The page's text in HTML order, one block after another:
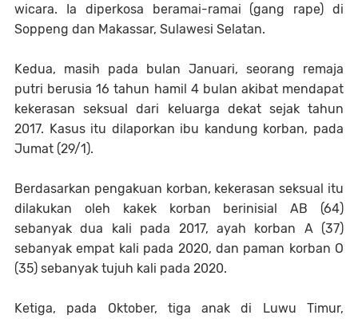
wicara. Ia diperkosa beramai-ramai (gang rape) di
Soppeng dan Makassar, Sulawesi Selatan.
Kedua, masih pada bulan Januari, seorang remaja
putri berusia 16 tahun hamil 4 bulan akibat mendapat
kekerasan seksual dari keluarga dekat sejak tahun
2017. Kasus itu dilaporkan ibu kandung korban, pada
Jumat (29/1).
Berdasarkan pengakuan korban, kekerasan seksual itu
dilakukan oleh kakek korban berinisial AB (64)
sebanyak dua kali pada 2017, ayah korban A (37)
sebanyak empat kali pada 2020, dan paman korban O
(35) sebanyak tujuh kali pada 2020.
Ketiga, pada Oktober, tiga anak di Luwu Timur,